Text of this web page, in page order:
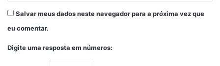
Salvar meus dados neste navegador para a próxima vez que
eu comentar.
Digite uma resposta em números: